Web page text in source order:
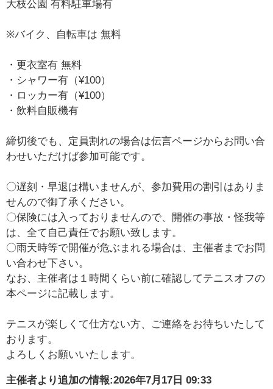
大枝公園 有料駐車場有
※バイク、自転車は 無料
・更衣室有 無料
・シャワー有（¥100）
・ロッカー有（¥100）
・飲料自販機有
締切後でも、定員割れの場合は伝言ページからお問い合
わせいただけば参加可能です。
〇遅刻・早退は構いませんが、参加費用の割引はありま
せんので御了承ください。
〇保険には入っておりませんので、開催の事故・怪我等
は、全て自己責任でお願い致します。
〇雨天時等で開催が危ぶまれる場合は、主催者までお問
い合わせ下さい。
なお、主催者は１時間くらい前に確認してテニスオフの
本ページに記載します。
テニスが楽しくて仕方ない方、ご連絡をお待ちいたして
おります。
よろしくお願いいたします。
主催者より追加の情報:2026年7月17日 09:33